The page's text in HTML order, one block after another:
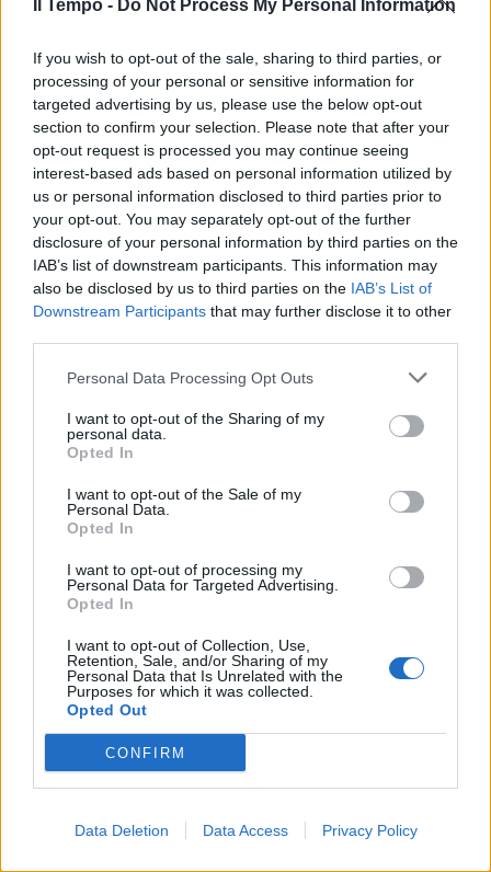
Il Tempo - Do Not Process My Personal Information
If you wish to opt-out of the sale, sharing to third parties, or
processing of your personal or sensitive information for
targeted advertising by us, please use the below opt-out
section to confirm your selection. Please note that after your
opt-out request is processed you may continue seeing
interest-based ads based on personal information utilized by
us or personal information disclosed to third parties prior to
your opt-out. You may separately opt-out of the further
disclosure of your personal information by third parties on the
IAB’s list of downstream participants. This information may
also be disclosed by us to third parties on the IAB’s List of
Downstream Participants that may further disclose it to other
Personal Data Processing Opt Outs
I want to opt-out of the Sharing of my
personal data.
Opted In
I want to opt-out of the Sale of my
Personal Data.
Opted In
I want to opt-out of processing my
Personal Data for Targeted Advertising.
Opted In
I want to opt-out of Collection, Use,
Retention, Sale, and/or Sharing of my
Personal Data that Is Unrelated with the
Purposes for which it was collected.
Opted Out
CONFIRM
Data Deletion Data Access Privacy Policy
CRISI TOTALE
Le sanzioni colpiscono duro, Pil
della Russia in picchiata
17/05/2023
DATI ECONOMICI
L'Italia supera la Germania alla
faccia dei gufi. Pil, corrono tutti
DATI ECONOMICI
Il Pil cresce più delle stime.
illazioni rispondono i fatti"
28/04/2023
RIPARTENZA AVVIATA
occupazione: carte in regola per
un futuro di fiducia
08/04/2023
PARLA IL MINISTRO
stronca la polemica: "Cos'è